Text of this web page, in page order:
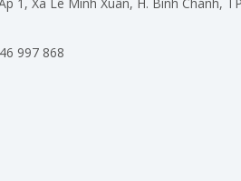
1, Xã Lê Minh Xuân, H. Bình Chánh,
997 868